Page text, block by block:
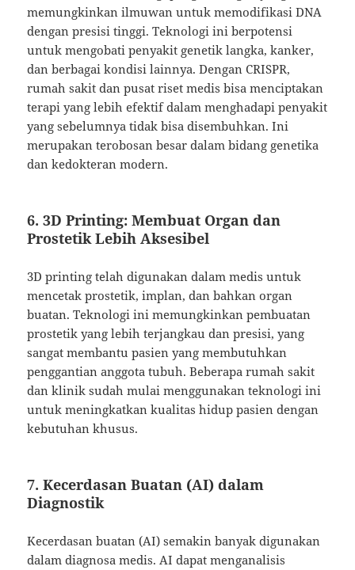
memungkinkan ilmuwan untuk memodifikasi DNA
dengan presisi tinggi. Teknologi ini berpotensi
untuk mengobati penyakit genetik langka, kanker,
dan berbagai kondisi lainnya. Dengan CRISPR,
rumah sakit dan pusat riset medis bisa menciptakan
terapi yang lebih efektif dalam menghadapi penyakit
yang sebelumnya tidak bisa disembuhkan. Ini
merupakan terobosan besar dalam bidang genetika
dan kedokteran modern.
6.3D Printing: Membuat Organ dan
Prostetik Lebih Aksesibel
3D printing telah digunakan dalam medis untuk
mencetak prostetik, implan, dan bahkan organ
buatan. Teknologi ini memungkinkan pembuatan
prostetik yang lebih terjangkau dan presisi, yang
sangat membantu pasien yang membutuhkan
penggantian anggota tubuh. Beberapa rumah sakit
dan klinik sudah mulai menggunakan teknologi ini
untuk meningkatkan kualitas hidup pasien dengan
kebutuhan khusus.
7.Kecerdasan Buatan (AI) dalam
Diagnostik
Kecerdasan buatan (AI) semakin banyak digunakan
dalam diagnosa medis. AI dapat menganalisis